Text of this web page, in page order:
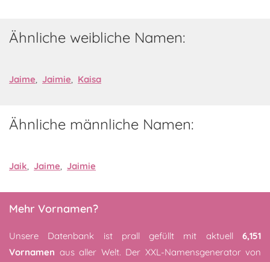
Ähnliche weibliche Namen:
Jaime, Jaimie, Kaisa
Ähnliche männliche Namen:
Jaik, Jaime, Jaimie
Mehr Vornamen?
Unsere Datenbank ist prall gefüllt mit aktuell 6,151
Vornamen aus aller Welt. Der XXL-Namensgenerator von